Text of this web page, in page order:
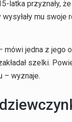
latka przyznały,
mu swoje
jedna z jego
szelki.
– wyznaje.